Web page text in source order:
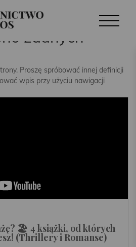
żadnych
Proszę spróbować innej definicji
wpis przy użyciu nawigacji
🏖️ 4 książki, od których
(Thrillery i Romanse)